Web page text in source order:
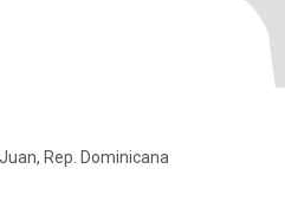
Rep. Dominicana